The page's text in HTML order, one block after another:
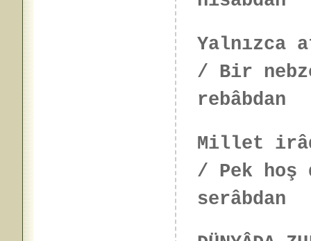
Yalnızca
/ Bir
rebâbdan
Millet
/ Pek hoş
serâbdan